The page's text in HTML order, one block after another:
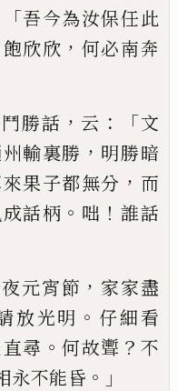
「吾今為汝保任此
欣欣 ， 何必南奔
勝話 ， 云 ：「文
輸裏勝 ， 明勝暗
果子都無分 ， 而
話柄 。 咄 ！ 誰話
元宵節 ， 家家盡
放光明 。 仔細看
尋 。何故聻 ？ 不
永不能昏 。」